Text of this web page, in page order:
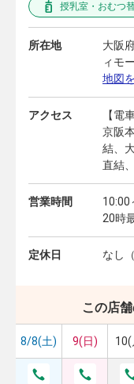
授乳室・おむつ
所在地
大阪
ィモ
地図
アクセス
【電
京阪
結、
直結
営業時間
10:00
20時
定休日 なし
この店
8/8(土) 9(日) 10(